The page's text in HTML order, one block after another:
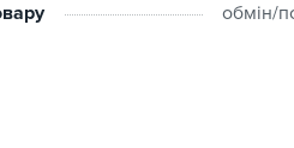
обмін/